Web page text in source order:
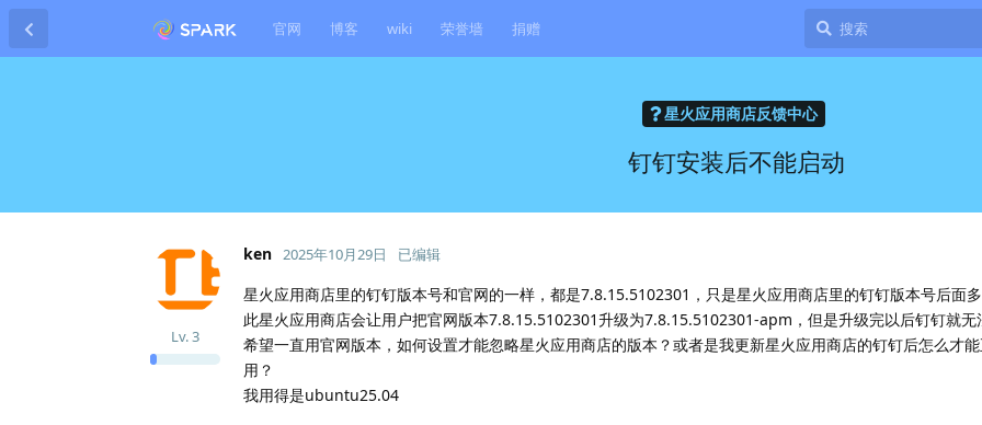
官网 博客 wiki 荣誉墙 捐赠
星火应用商店反馈中心
钉钉安装后不能启动
ken
Lv.3
2025年10月29日 已编辑
星火应用商店里的钉钉版本号和官网的一样，都是7.8.15.5102301，只是星火应用商店里的钉钉版本号后面
此星火应用商店会让用户把官网版本7.8.15.5102301升级为7.8.15.5102301-apm，但是升级完以后钉钉就无
希望一直用官网版本，如何设置才能忽略星火应用商店的版本？或者是我更新星火应用商店的钉钉后怎么才
用？
我用得是ubuntu25.04